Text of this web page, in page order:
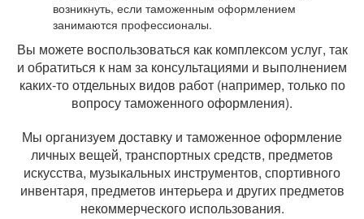
возникнуть, если таможенным оформлением
занимаются профессионалы.
Вы можете воспользоваться как комплексом услуг, так
и обратиться к нам за консультациями и выполнением
каких-то отдельных видов работ (например, только по
вопросу таможенного оформления).
Мы организуем доставку и таможенное оформление
личных вещей, транспортных средств, предметов
искусства, музыкальных инструментов, спортивного
инвентаря, предметов интерьера и других предметов
некоммерческого использования.